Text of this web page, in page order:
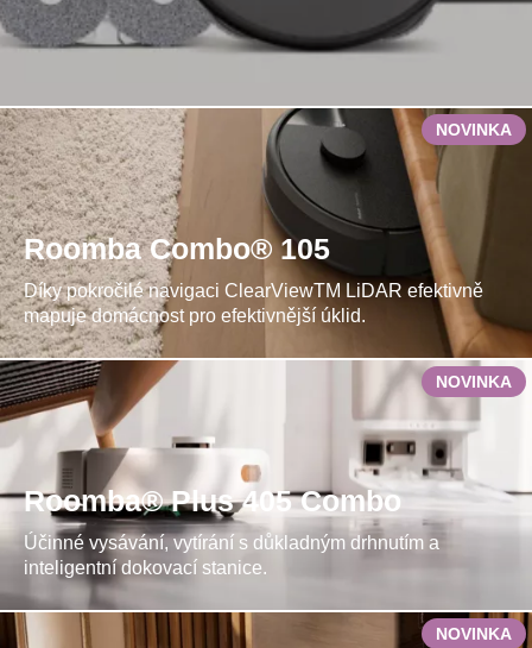
Roomba Combo® 105
Díky pokročilé navigaci ClearViewTM LiDAR efektivně
mapuje domácnost pro efektivnější úklid.
NOVINKA
Roomba® Plus 405 Combo
Účinné vysávání, vytírání s důkladným drhnutím a
inteligentní dokovací stanice.
NOVINKA
NOVINKA